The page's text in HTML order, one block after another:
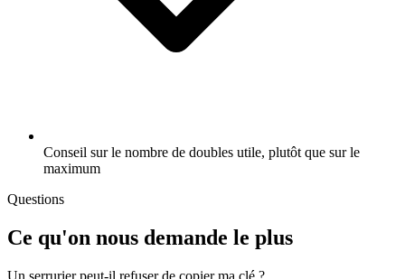
Conseil sur le nombre de doubles utile, plutôt que sur le
maximum
Questions
Ce qu'on nous demande le plus
Un serrurier peut-il refuser de copier ma clé ?